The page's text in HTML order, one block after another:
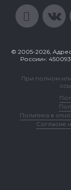
© 2005-2026,
России»:
При полном
Политика в
Согласие